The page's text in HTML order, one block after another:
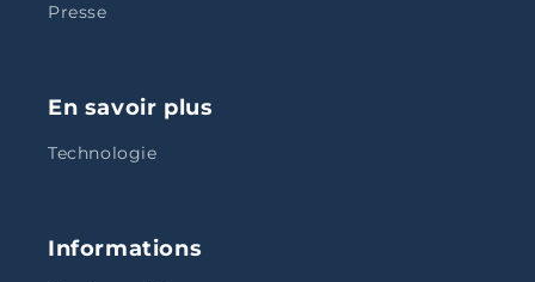
Presse
En savoir plus
Technologie
Informations